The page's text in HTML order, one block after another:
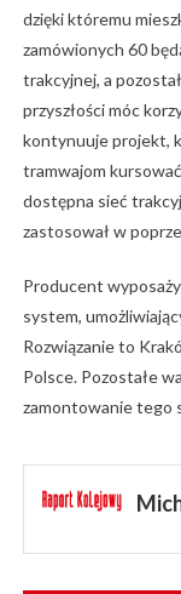
dzięki któremu
zamówionych 60
trakcyjnej, a
przyszłości móc
kontynuuje projekt,
tramwajom
dostępna sieć
zastosował w
Producent
system,
Rozwiązanie to
Polsce. Pozostałe
zamontowanie tego